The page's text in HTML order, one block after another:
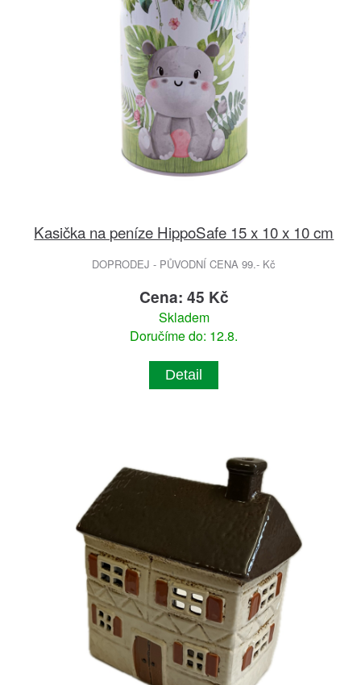
Kasička na peníze HippoSafe 15 x 10 x 10 cm
DOPRODEJ - PŮVODNÍ CENA 99.- Kč
Cena: 45 Kč
Skladem
Doručíme do: 12.8.
Detail